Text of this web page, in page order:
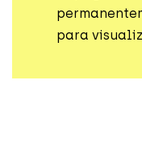
para